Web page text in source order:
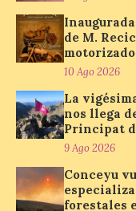
El delegado
participa en
Espino, una
en valor los
gastronomía
del Bierzo
10 Ago 2026
de M.
10 Ago 2026
La
nos llega
Principat
9 Ago 2026
Conceyu
forestales